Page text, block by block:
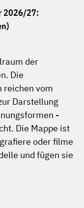
2026/27:
der
Die
reichen vom
Darstellung
-
Die Mappe ist
oder filme
und fügen sie